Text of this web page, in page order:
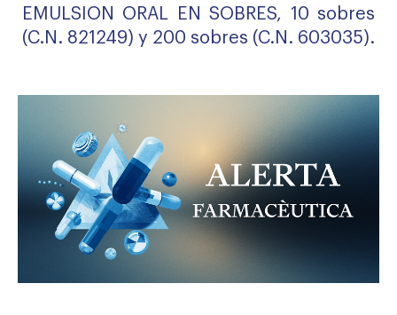
EMULSION ORAL EN SOBRES, 10 sobres
(C.N. 821249) y 200 sobres (C.N. 603035).